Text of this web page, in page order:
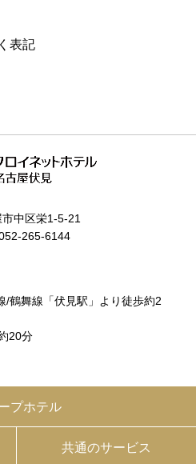
表記
中区栄1-5-21
265-6144
/鶴舞線「伏見駅」より徒歩約2
20分
プホテル
共通のサービス